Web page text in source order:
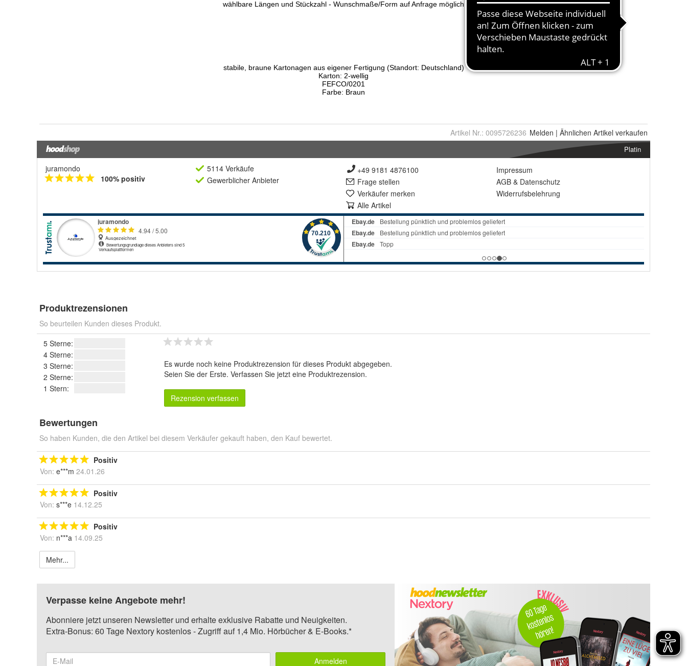
Artikel Nr.: 0095726236 Melden | Ähnlichen Artikel verkaufen
Platin
juramondo
100% positiv
5114 Verkäufe
Gewerblicher Anbieter
+49 9181 4876100
Frage stellen
Verkäufer merken
Alle Artikel
Impressum
AGB & Datenschutz
Widerrufsbelehrung
Produktrezensionen
So beurteilen Kunden dieses Produkt.
5 Sterne:
4 Sterne:
3 Sterne:
2 Sterne:
1 Stern:
Es wurde noch keine Produktrezension für dieses Produkt abgegeben.
Seien Sie der Erste. Verfassen Sie jetzt eine Produktrezension.
Rezension verfassen
Bewertungen
So haben Kunden, die den Artikel bei diesem Verkäufer gekauft haben, den Kauf bewertet.
Positiv
Von: e***m 24.01.26
Positiv
Von: s***e 14.12.25
Positiv
Von: n***a 14.09.25
Mehr...
Verpasse keine Angebote mehr!
Abonniere jetzt unseren Newsletter und erhalte exklusive Rabatte und Neuigkeiten.
Extra-Bonus: 60 Tage Nextory kostenlos - Zugriff auf 1,4 Mio. Hörbücher & E-Books.*
Anmelden